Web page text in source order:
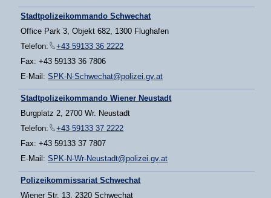
Stadtpolizeikommando Schwechat
Office Park 3, Objekt 682, 1300 Flughafen
Telefon:
+43 59133 36 2222
Fax: +43 59133 36 7806
E-Mail:SPK-N-Schwechat@polizei.gv.at
Stadtpolizeikommando Wiener Neustadt
Burgplatz 2, 2700 Wr. Neustadt
Telefon:
+43 59133 37 2222
Fax: +43 59133 37 7807
E-Mail:SPK-N-Wr-Neustadt@polizei.gv.at
Polizeikommissariat Schwechat
Wiener Str. 13, 2320 Schwechat